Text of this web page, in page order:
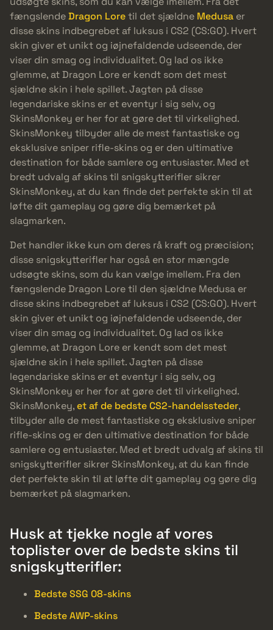
fængslendeDragon Loretil det sjældne Medusa er
disse skins indbegrebet af luksus i CS2 (CS:GO). Hvert
skin giver et unikt og iøjnefaldende udseende, der
viser din smag og individualitet. Og lad os ikke
glemme, at Dragon Lore er kendt som det mest
sjældne skin i hele spillet. Jagten på disse
legendariske skins er et eventyr i sig selv, og
SkinsMonkey er her for at gøre det til virkelighed.
SkinsMonkey tilbyder alle de mest fantastiske og
eksklusive sniper rifle-skins og er den ultimative
destination for både samlere og entusiaster. Med et
bredt udvalg af skins til snigskytterifler sikrer
SkinsMonkey, at du kan finde det perfekte skin til at
løfte dit gameplay og gøre dig bemærket på
slagmarken.
Det handler ikke kun om deres rå kraft og præcision;
disse snigskytterifler har også en stor mængde
udsøgte skins, som du kan vælge imellem. Fra den
fængslende Dragon Lore til den sjældne Medusa er
disse skins indbegrebet af luksus i CS2 (CS:GO). Hvert
skin giver et unikt og iøjnefaldende udseende, der
viser din smag og individualitet. Og lad os ikke
glemme, at Dragon Lore er kendt som det mest
sjældne skin i hele spillet. Jagten på disse
legendariske skins er et eventyr i sig selv, og
SkinsMonkey er her for at gøre det til virkelighed.
SkinsMonkey,et af de bedste CS2-handelssteder,
tilbyder alle de mest fantastiske og eksklusive sniper
rifle-skins og er den ultimative destination for både
samlere og entusiaster. Med et bredt udvalg af skins til
snigskytterifler sikrer SkinsMonkey, at du kan finde
det perfekte skin til at løfte dit gameplay og gøre dig
bemærket på slagmarken.
Husk at tjekke nogle af vores
toplister over de bedste skins til
snigskytterifler:
Bedste SSG 08-skins
Bedste AWP-skins